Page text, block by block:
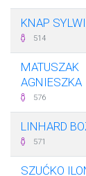
KNAP
514
MATUSZAK
AGNIESZKA
576
LINHARD
571
SZUĆKO